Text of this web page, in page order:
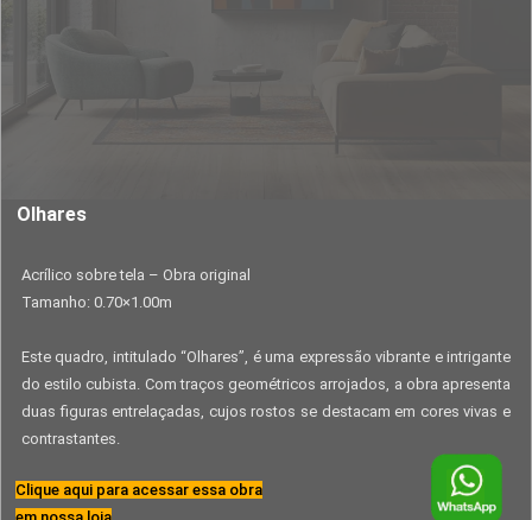
Olhares
Acrílico sobre tela – Obra original
Tamanho: 0.70×1.00m
Este quadro, intitulado “Olhares”, é uma expressão vibrante e intrigante
do estilo cubista. Com traços geométricos arrojados, a obra apresenta
duas figuras entrelaçadas, cujos rostos se destacam em cores vivas e
contrastantes.
Clique aqui para acessar essa obra